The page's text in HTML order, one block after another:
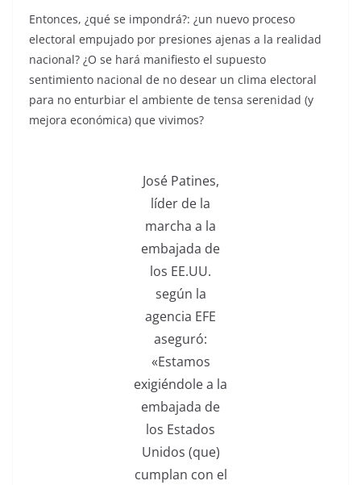
Entonces, ¿qué se impondrá?: ¿un nuevo proceso
electoral empujado por presiones ajenas a la realidad
nacional? ¿O se hará manifiesto el supuesto
sentimiento nacional de no desear un clima electoral
para no enturbiar el ambiente de tensa serenidad (y
mejora económica) que vivimos?
José Patines,
líder de la
marcha a la
embajada de
los EE.UU.
según la
agencia EFE
aseguró:
«Estamos
exigiéndole a la
embajada de
los Estados
Unidos (que)
cumplan con el